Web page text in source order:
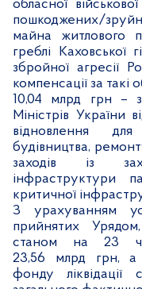
обласної військової
пошкоджених/
майна житлового
греблі Каховської
збройної агресії
компенсації за такі
10,04 млрд грн –
Міністрів
відновлення
будівництва,
заходів із
інфраструктури
критичної
З урахуванням
прийнятих
станом на 23
23,56 млрд грн, а
фонду